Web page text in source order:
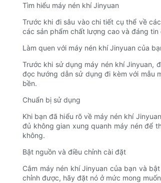
Tìm hiểu máy nén khí Jinyuan
Trước khi đi sâu vào chi tiết cụ thể về
các sản phẩm chất lượng cao và đáng
Làm quen với máy nén khí Jinyuan của
Trước khi sử dụng máy nén khí Jinyuan,
đọc hướng dẫn sử dụng đi kèm với mẫu
bền.
Chuẩn bị sử dụng
Khi bạn đã hiểu rõ về máy nén khí
đủ không gian xung quanh máy nén để
không.
Bật nguồn và điều chỉnh cài đặt
Cắm máy nén khí Jinyuan của bạn và
chỉnh được, hãy đặt nó ở mức mong